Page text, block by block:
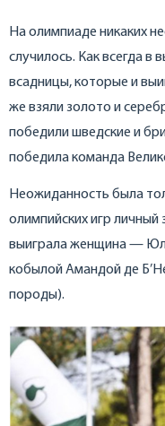
На олимпиаде никаких
случилось. Как всегда в
всадницы, которые и
же взяли золото и
победили шведские и
победила команда
Неожиданность была
олимпийских игр
выиграла женщина —
кобылой Амандой де
породы).